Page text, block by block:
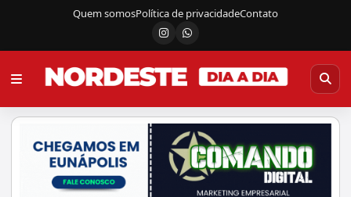
Quem somosPolítica de privacidadeContato
InstagramCanal do WhatsApp